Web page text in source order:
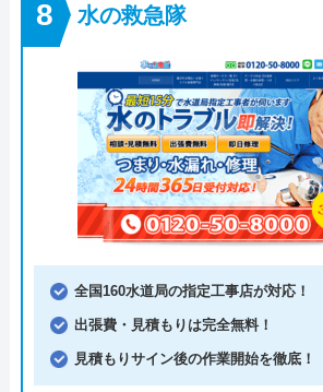
水の救急隊
全国160水道局の指定工事店が対応！
出張費・見積もりは完全無料！
見積もりサイン後の作業開始を徹底！